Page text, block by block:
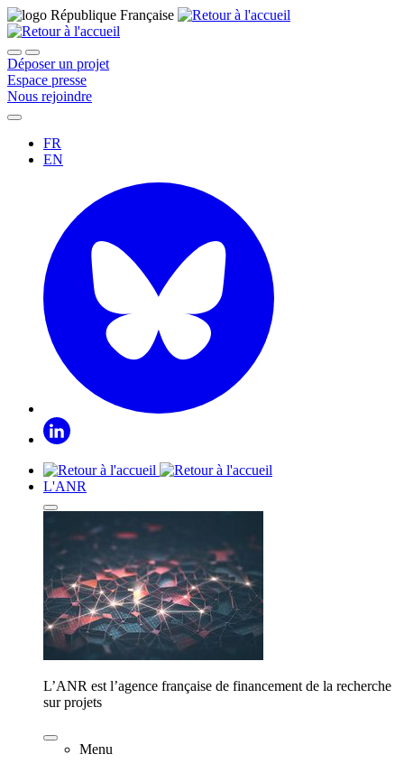
Déposer un projet
Espace presse
Nous rejoindre
FR
EN
L'ANR
L’ANR est l’agence française de financement de la recherche
sur projets
Menu